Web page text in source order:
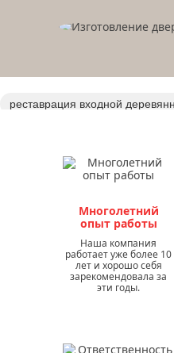
реставрация входной
ремонт входной железной
ремонт входных дверей в
ремонт откосов входной двери
ремонт и реставрация
ремонт деревянных дверей
реставрация старых
Многолетний
опыт работы
Наша компания
работает уже более 10
лет и хорошо себя
зарекомендовала за
эти годы.